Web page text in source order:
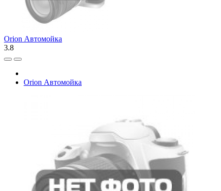
Orion Автомойка
3.8
Orion Автомойка